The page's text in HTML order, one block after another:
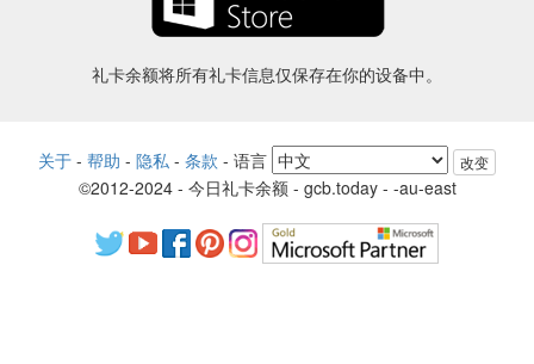
礼卡余额将所有礼卡信息仅保存在你的设备中。
关于 - 帮助 - 隐私 - 条款 - 语言 改变
©2012-2024 - 今日礼卡余额 - gcb.today - -au-east